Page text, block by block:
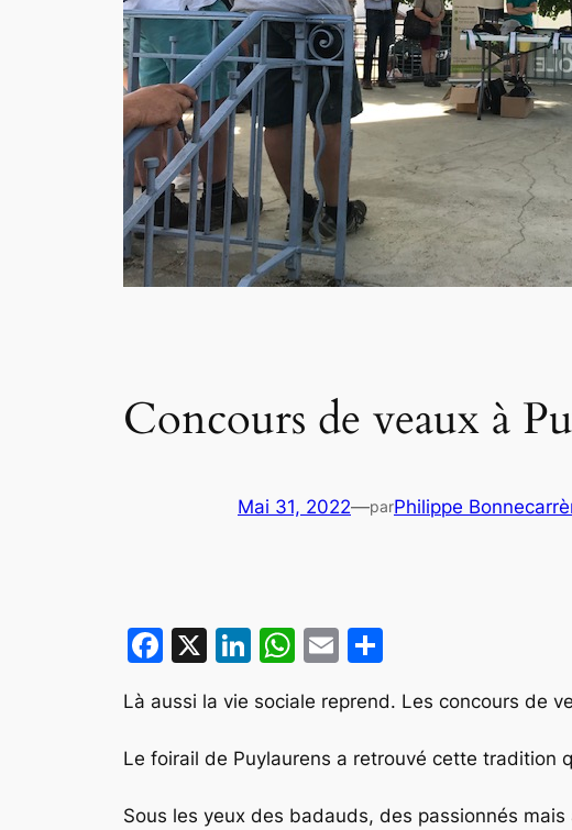
Concours de veaux à
Mai 31, 2022—parPhilippe
Facebook
X LinkedIn
WhatsApp
Email
Là aussi la vie sociale reprend. Les concours de
Le foirail de Puylaurens a retrouvé cette tradition
Sous les yeux des badauds, des passionnés